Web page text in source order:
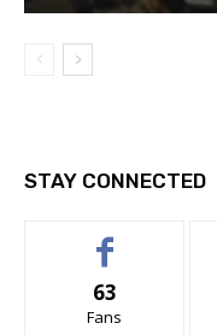
STAY CONNECTED
63
Fans